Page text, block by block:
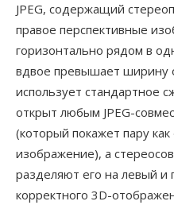
JPEG, содержащий
правое перспективные
горизонтально рядом в
вдвое превышает ширину
использует стандартное
открыт любым JPEG-
(который покажет пару
изображение), а
разделяют его на левый и
корректного 3D-